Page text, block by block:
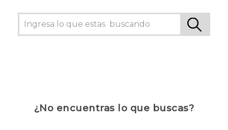
¿No encuentras lo que buscas?